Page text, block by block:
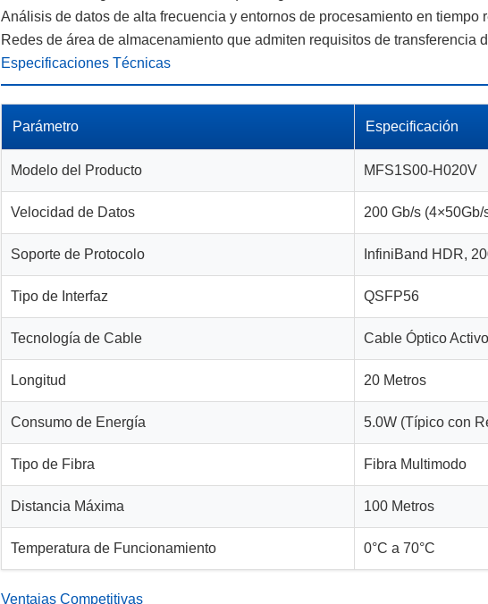
Análisis de datos de alta frecuencia y entornos de procesamiento en tiempo
Redes de área de almacenamiento que admiten requisitos de transferencia
Especificaciones Técnicas
Parámetro Especificación
Modelo del Producto MFS1S00-H020V
Velocidad de Datos 200 Gb/s (4×50Gb/
Soporte de Protocolo InfiniBand HDR,
Tipo de Interfaz QSFP56
Tecnología de Cable Cable Óptico Activo
Longitud 20 Metros
Consumo de Energía 5.0W (Típico con
Tipo de Fibra Fibra Multimodo
Distancia Máxima 100 Metros
Temperatura de Funcionamiento 0°C a 70°C
Ventajas Competitivas